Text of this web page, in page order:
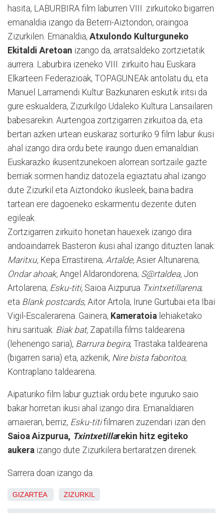
hasita, LABURBIRA film laburren VIII. zirkuitoko bigarren
emanaldia izango da Beterri-Aiztondon, oraingoa
Zizurkilen. Emanaldia, Atxulondo Kulturguneko
Ekitaldi Aretoan izango da, arratsaldeko zortzietatik
aurrera. Laburbira izeneko VIII. zirkuito hau Euskara
Elkarteen Federazioak, TOPAGUNEAk antolatu du, eta
Manuel Larramendi Kultur Bazkunaren eskutik iritsi da
gure eskualdera, Zizurkilgo Udaleko Kultura Lansailaren
babesarekin. Aurtengoa zortzigarren zirkuitoa da, eta
bertan azken urtean euskaraz sorturiko 9 film labur ikusi
ahal izango dira ordu bete iraungo duen emanaldian.
Euskarazko ikusentzunekoen alorrean sortzaile gazte
berriak sormen handiz datozela egiaztatu ahal izango
dute Zizurkil eta Aiztondoko ikusleek, baina badira
tartean ere dagoeneko eskarmentu dezente duten
egileak.
Zortzigarren zirkuito honetan hauexek izango dira
andoaindarrek Basteron ikusi ahal izango dituzten lanak:
Maritxu, Kepa Errastirena; Artalde, Asier Altunarena;
Ondar ahoak, Angel Aldarondorena; S@rtaldea, Jon
Artolarena; Esku-titi, Saioa Aizpurua Txintxetillarena;
eta Blank postcards, Aitor Artola, Irune Gurtubai eta Ibai
Vigil-Escalerarena. Gainera, Kameratoia lehiaketako
hiru sarituak: Biak bat, Zapatilla films taldearena
(lehenengo saria), Barrura begira, Trastaka taldearena
(bigarren saria) eta, azkenik, Nire bista faboritoa,
Kontraplano taldearena.
Aipaturiko film labur guztiak ordu bete inguruko saio
bakar horretan ikusi ahal izango dira. Emanaldiaren
amaieran, berriz, Esku-titifilmaren zuzendari izan den
Saioa Aizpurua, Txintxetillarekin hitz egiteko
aukera izango dute Zizurkilera bertaratzen direnek.
Sarrera doan izango da.
GIZARTEA ZIZURKIL